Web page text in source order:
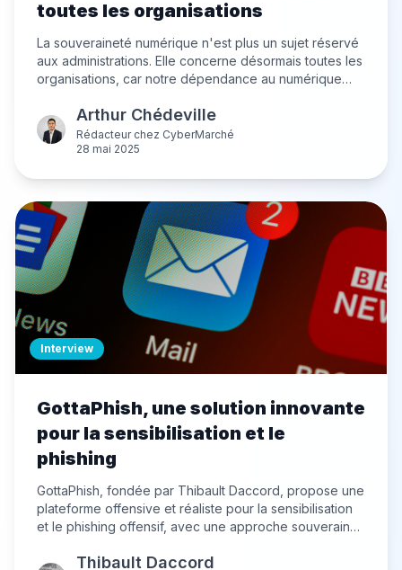
toutes les organisations
La souveraineté numérique n'est plus un sujet réservé
aux administrations. Elle concerne désormais toutes les
organisations, car notre dépendance au numérique
localement. Comprendre pourquoi et comment s'y
préparer.
Arthur Chédeville
Rédacteurchez CyberMarché
28 mai 2025
Interview
GottaPhish, une solution innovante
pour la sensibilisation et le
phishing
GottaPhish, fondée par Thibault Daccord, propose une
plateforme offensive et réaliste pour la sensibilisation
et le phishing offensif, avec une approche souveraine
offensive mais éthique de la cybersécurité, et les
Thibault Daccord